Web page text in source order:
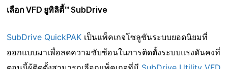
เลือก VFD ยูทิลิตี้™ SubDrive
SubDrive QuickPAK เป็นแพ็คเกจโซลูชันระบบยอดนิยมที่
ออกแบบมาเพื่อลดความซับซ้อนในการติดตั้งระบบแรงดันคงที่